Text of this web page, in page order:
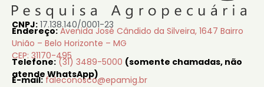
CNPJ: 17.138.140/0001-23
Endereço: Avenida José Cândido da Silveira, 1647 Bairro
União – Belo Horizonte – MG
CEP: 31170-495
Telefone: (31) 3489-5000 (somente chamadas, não
atende WhatsApp)
E-mail: faleconosco@epamig.br